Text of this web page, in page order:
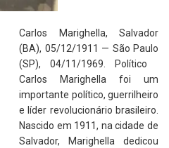
Carlos Marighella, Salvador
(BA), 05/12/1911 — São Paulo
(SP), 04/11/1969. Político
Carlos Marighella foi um
importante político, guerrilheiro
e líder revolucionário brasileiro.
Nascido em 1911, na cidade de
Salvador, Marighella dedicou